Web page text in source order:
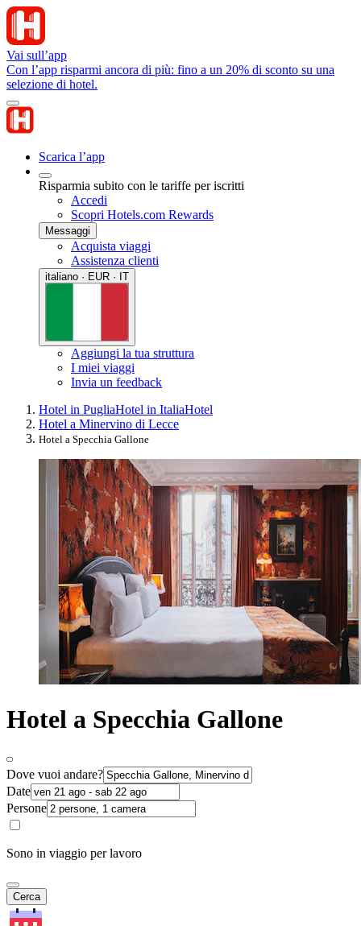
Vai sull’app
Con l’app risparmi ancora di più: fino a un 20% di sconto su una
selezione di hotel.
Scarica l’app
Risparmia subito con le tariffe per iscritti
Accedi
Scopri Hotels.com Rewards
Messaggi
Acquista viaggi
Assistenza clienti
italiano · EUR · IT
Aggiungi la tua struttura
I miei viaggi
Invia un feedback
Hotel in PugliaHotel in ItaliaHotel
Hotel a Minervino di Lecce
Hotel a Specchia Gallone
Hotel a Specchia Gallone
Dove vuoi andare?
Date
Persone
Sono in viaggio per lavoro
Cerca